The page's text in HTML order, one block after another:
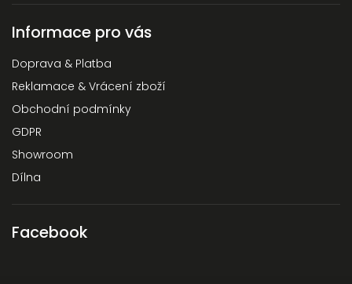
Informace pro vás
Doprava & Platba
Reklamace & Vrácení zboží
Obchodní podmínky
GDPR
Showroom
Dílna
Facebook